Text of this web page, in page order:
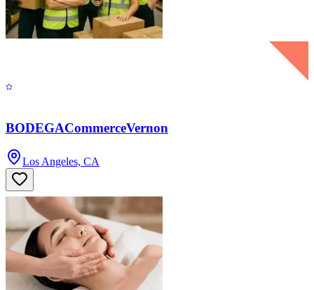
BODEGACommerceVernon
Los Angeles, CA